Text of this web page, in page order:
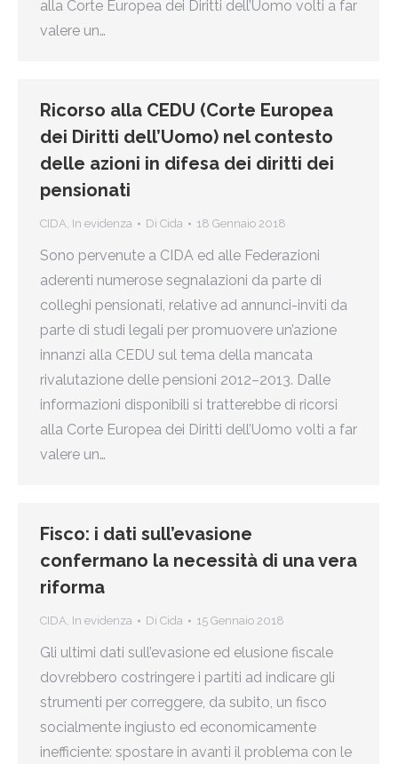
alla Corte Europea dei Diritti dell’Uomo volti a far
valere un…
Ricorso alla CEDU (Corte Europea
dei Diritti dell’Uomo) nel contesto
delle azioni in difesa dei diritti dei
pensionati
CIDA, In evidenza Di Cida 18 Gennaio 2018
Sono pervenute a CIDA ed alle Federazioni
aderenti numerose segnalazioni da parte di
colleghi pensionati, relative ad annunci-inviti da
parte di studi legali per promuovere un’azione
innanzi alla CEDU sul tema della mancata
rivalutazione delle pensioni 2012–2013. Dalle
informazioni disponibili si tratterebbe di ricorsi
alla Corte Europea dei Diritti dell’Uomo volti a far
valere un…
Fisco: i dati sull’evasione
confermano la necessità di una vera
riforma
CIDA, In evidenza Di Cida 15 Gennaio 2018
Gli ultimi dati sull’evasione ed elusione fiscale
dovrebbero costringere i partiti ad indicare gli
strumenti per correggere, da subito, un fisco
socialmente ingiusto ed economicamente
inefficiente: spostare in avanti il problema con le